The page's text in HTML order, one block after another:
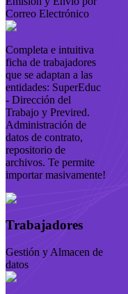
Correo Electrónico
Completa e intuitiva
ficha de trabajadores
que se adaptan a las
entidades: SuperEduc
- Dirección del
Trabajo y Previred.
Administración de
datos de contrato,
repositorio de
archivos. Te permite
importar masivamente!
Trabajadores
Gestión y Almacen de
datos